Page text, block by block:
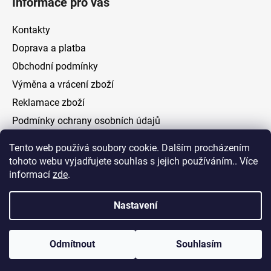
Tento web používá soubory cookie. Dalším procházením
tohoto webu vyjadřujete souhlas s jejich používáním.. Více
informací zde.
Nastavení
Odmítnout Souhlasím
Kontakty
Doprava a platba
Obchodní podmínky
Výměna a vrácení zboží
Reklamace zboží
Podmínky ochrany osobních údajů
Facebook
Vytvořil Shoptet
Copyright 2026ELOAS.cz
. Všechna práva vyhrazena.
Upravit nastavení cookies